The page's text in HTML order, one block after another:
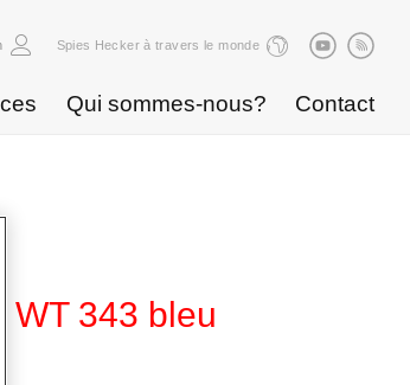
Spies Hecker à travers le monde
Qui sommes-nous? Contact
WT 343 bleu